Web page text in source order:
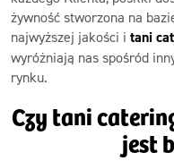
żywność stworzona na
najwyższej jakości i tani
wyróżniają nas spośród
rynku.
Czy tani
jest